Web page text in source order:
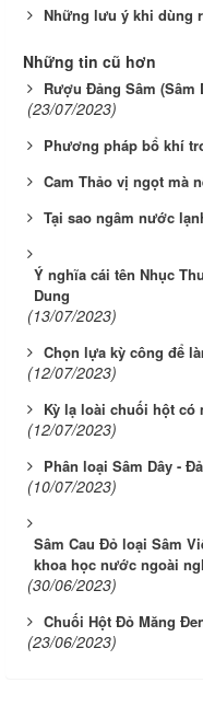
Những lưu ý khi dùng
Những tin cũ hơn
Rượu Đảng Sâm (Sâm
(23/07/2023)
Phương pháp bổ khí
Cam Thảo vị ngọt mà
Tại sao ngâm nước
Ý nghĩa cái tên Nhục
Dung
(13/07/2023)
Chọn lựa kỳ công để
(12/07/2023)
Kỳ lạ loài chuối hột có
(12/07/2023)
Phân loại Sâm Dây -
(10/07/2023)
Sâm Cau Đỏ loại Sâm
khoa học nước ngoài
(30/06/2023)
Chuối Hột Đỏ Măng
(23/06/2023)